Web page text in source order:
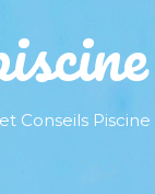
Conseils